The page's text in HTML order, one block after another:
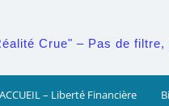
Crue" – Pas de
ACCUEIL – Liberté Financière